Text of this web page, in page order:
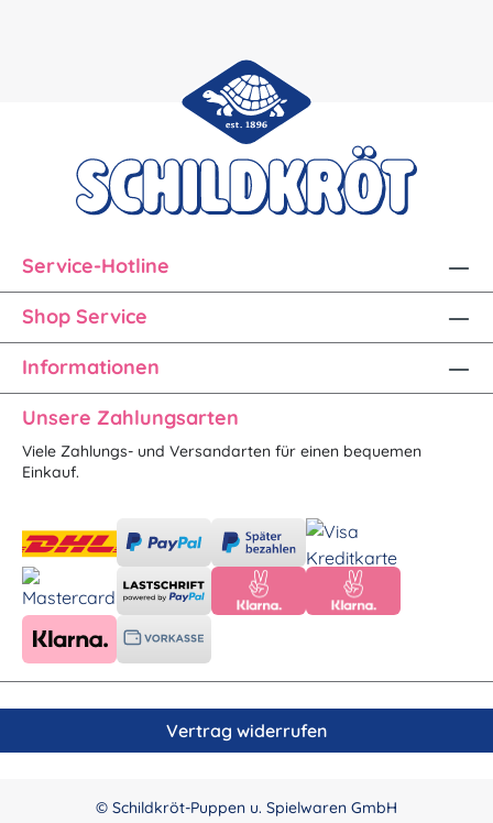
Service-Hotline
Shop Service
Informationen
Unsere Zahlungsarten
Viele Zahlungs- und Versandarten für einen bequemen
Einkauf.
Vertrag widerrufen
© Schildkröt-Puppen u. Spielwaren GmbH